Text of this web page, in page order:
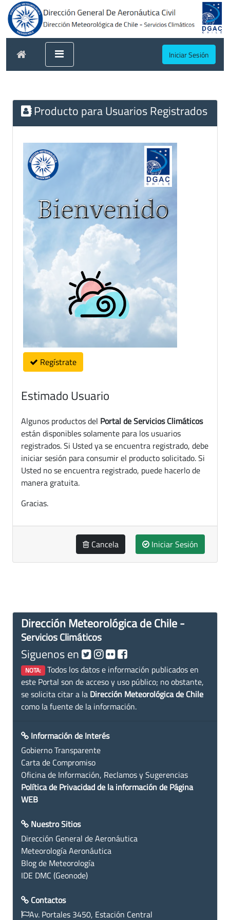
Iniciar Sesión
Producto para Usuarios Registrados
Regístrate
Estimado Usuario
Algunos productos del Portal de Servicios Climáticos
están disponibles solamente para los usuarios
registrados. Si Usted ya se encuentra registrado, debe
iniciar sesión para consumir el producto solicitado. Si
Usted no se encuentra registrado, puede hacerlo de
manera gratuita.
Gracias.
Cancela Iniciar Sesión
Dirección Meteorológica de Chile -
Servicios Climáticos
Siguenos en
NOTA: Todos los datos e información publicados en
este Portal son de acceso y uso público; no obstante,
se solicita citar a la Dirección Meteorológica de Chile
como la fuente de la información.
Información de Interés
Gobierno Transparente
Carta de Compromiso
Oficina de Información, Reclamos y Sugerencias
Política de Privacidad de la información de Página
WEB
Nuestro Sitios
Dirección General de Aeronáutica
Meteorología Aeronáutica
Blog de Meteorología
IDE DMC (Geonode)
Contactos
Av. Portales 3450, Estación Central